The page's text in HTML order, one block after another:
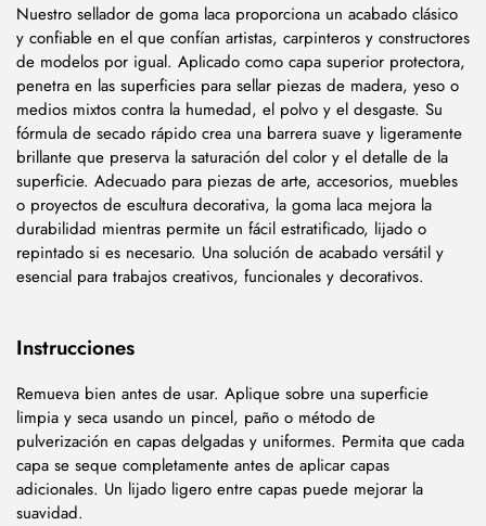
Nuestro sellador de goma laca proporciona un acabado clásico
y confiable en el que confían artistas, carpinteros y constructores
de modelos por igual. Aplicado como capa superior protectora,
penetra en las superficies para sellar piezas de madera, yeso o
medios mixtos contra la humedad, el polvo y el desgaste. Su
fórmula de secado rápido crea una barrera suave y ligeramente
brillante que preserva la saturación del color y el detalle de la
superficie. Adecuado para piezas de arte, accesorios, muebles
o proyectos de escultura decorativa, la goma laca mejora la
durabilidad mientras permite un fácil estratificado, lijado o
repintado si es necesario. Una solución de acabado versátil y
esencial para trabajos creativos, funcionales y decorativos.
Instrucciones
Remueva bien antes de usar. Aplique sobre una superficie
limpia y seca usando un pincel, paño o método de
pulverización en capas delgadas y uniformes. Permita que cada
capa se seque completamente antes de aplicar capas
adicionales. Un lijado ligero entre capas puede mejorar la
suavidad.